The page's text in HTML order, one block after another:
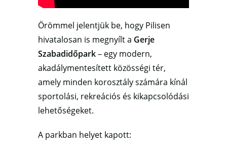
Örömmel jelentjük be, hogy Pilisen
hivatalosan is megnyílt a Gerje
Szabadidőpark– egy modern,
akadálymentesített közösségi tér,
amely minden korosztály számára kínál
sportolási, rekreációs és kikapcsolódási
lehetőségeket.
A parkban helyet kapott: